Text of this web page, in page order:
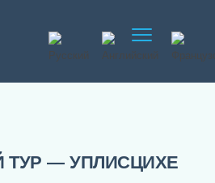
— УПЛИСЦИХЕ